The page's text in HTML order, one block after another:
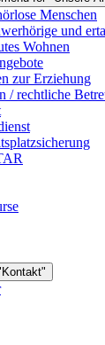
Menschen
und
Wohnen
zur Erziehung
/ rechtliche